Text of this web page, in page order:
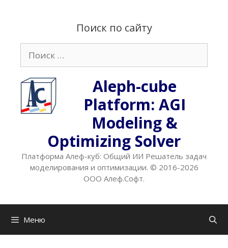
Поиск по сайту
Aleph-cube
Platform: AGI
Modeling &
Optimizing Solver
Платформа Алеф-куб: Общий ИИ Решатель задач
моделирования и оптимизации. © 2016-2026
ООО Алеф.Софт.
Меню